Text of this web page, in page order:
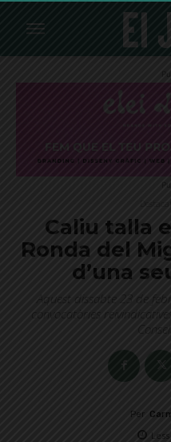
Caliu talla
Ronda del
d’una
Aquest dissabte 23 de
convocatòries
Per